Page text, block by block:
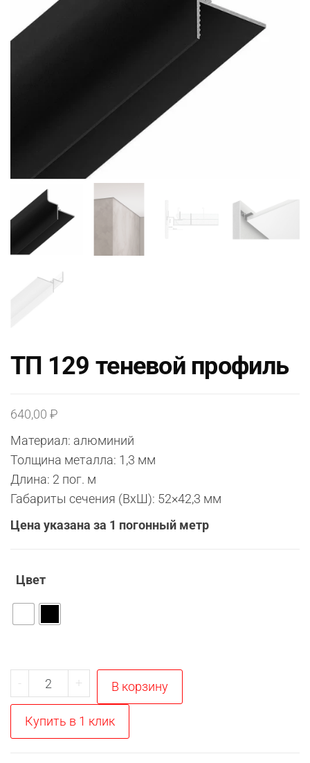
ТП 129 теневой профиль
640,00 ₽
Материал: алюминий
Толщина металла: 1,3 мм
Длина: 2 пог. м
Габариты сечения (ВхШ): 52×42,3 мм
Цена указана за 1 погонный метр
Цвет
-
Количество
товара
ТП
129
+ В корзину
Купить в 1 клик